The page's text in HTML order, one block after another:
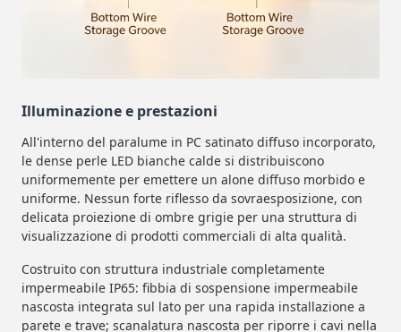
Illuminazione e prestazioni
All'interno del paralume in PC satinato diffuso incorporato,
le dense perle LED bianche calde si distribuiscono
uniformemente per emettere un alone diffuso morbido e
uniforme. Nessun forte riflesso da sovraesposizione, con
delicata proiezione di ombre grigie per una struttura di
visualizzazione di prodotti commerciali di alta qualità.
Costruito con struttura industriale completamente
impermeabile IP65: fibbia di sospensione impermeabile
nascosta integrata sul lato per una rapida installazione a
parete e trave; scanalatura nascosta per riporre i cavi nella